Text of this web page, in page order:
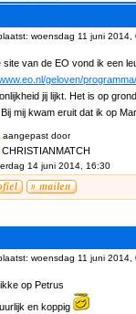
woensdag 11 juni 2014,
site van de EO vond ik een
geloven/
jij lijkt. Het is op
mij kwam eruit dat ik op
aangepast door
CHRISTIANMATCH
14 juni 2014, 16:30
woensdag 11 juni 2014,
op Petrus
en koppig